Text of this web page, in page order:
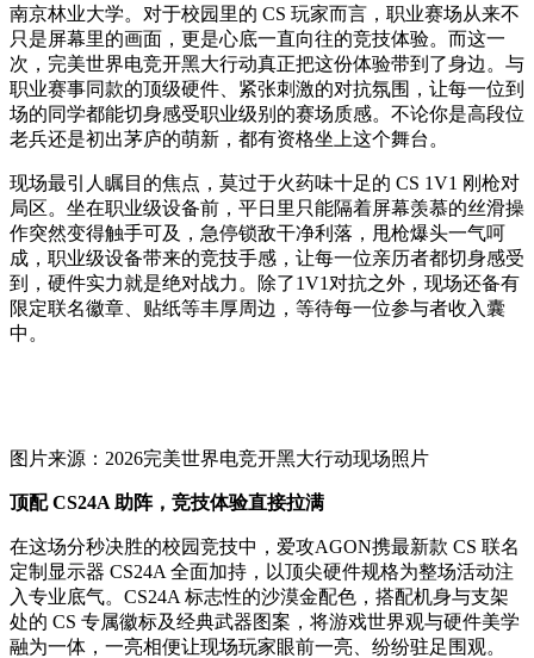
南京林业大学。对于校园里的 CS 玩家而言，职业赛场从来不
只是屏幕里的画面，更是心底一直向往的竞技体验。而这一
次，完美世界电竞开黑大行动真正把这份体验带到了身边。与
职业赛事同款的顶级硬件、紧张刺激的对抗氛围，让每一位到
场的同学都能切身感受职业级别的赛场质感。不论你是高段位
老兵还是初出茅庐的萌新，都有资格坐上这个舞台。
现场最引人瞩目的焦点，莫过于火药味十足的 CS 1V1 刚枪对
局区。坐在职业级设备前，平日里只能隔着屏幕羡慕的丝滑操
作突然变得触手可及，急停锁敌干净利落，甩枪爆头一气呵
成，职业级设备带来的竞技手感，让每一位亲历者都切身感受
到，硬件实力就是绝对战力。除了1V1对抗之外，现场还备有
限定联名徽章、贴纸等丰厚周边，等待每一位参与者收入囊
中。
图片来源：2026完美世界电竞开黑大行动现场照片
顶配 CS24A 助阵，竞技体验直接拉满
在这场分秒决胜的校园竞技中，爱攻AGON携最新款 CS 联名
定制显示器 CS24A 全面加持，以顶尖硬件规格为整场活动注
入专业底气。CS24A 标志性的沙漠金配色，搭配机身与支架
处的 CS 专属徽标及经典武器图案，将游戏世界观与硬件美学
融为一体，一亮相便让现场玩家眼前一亮、纷纷驻足围观。